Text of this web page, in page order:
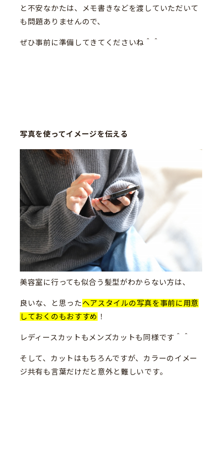
と不安なかたは、メモ書きなどを渡していただいて
も問題ありませんので、
ぜひ事前に準備してきてくださいね＾＾
写真を使ってイメージを伝える
美容室に行っても似合う髪型がわからない方は、
良いな、と思ったヘアスタイルの写真を事前に用意
しておくのもおすすめ ！
レディースカットもメンズカットも同様です＾＾
そして、カットはもちろんですが、カラーのイメー
ジ共有も言葉だけだと意外と難しいです。